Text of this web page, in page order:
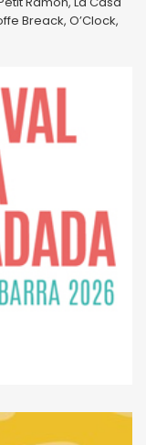
Breack, O’Clock,